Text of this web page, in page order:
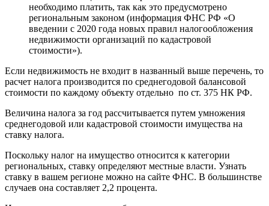
необходимо платить, так как это предусмотрено
региональным законом (информация ФНС РФ «О
введении с 2020 года новых правил налогообложения
недвижимости организаций по кадастровой
стоимости»).
Если недвижимость не входит в названный выше перечень, то
расчет налога производится по среднегодовой балансовой
стоимости по каждому объекту отдельно по ст. 375 НК РФ.
Величина налога за год рассчитывается путем умножения
среднегодовой или кадастровой стоимости имущества на
ставку налога.
Поскольку налог на имущество относится к категории
региональных, ставку определяют местные власти. Узнать
ставку в вашем регионе можно на сайте ФНС. В большинстве
случаев она составляет 2,2 процента.